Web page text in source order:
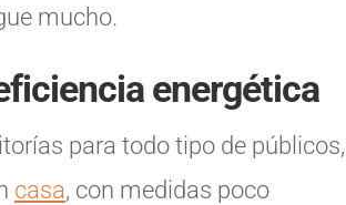
mucho.
energética
para todo tipo de públicos,
casa, con medidas poco